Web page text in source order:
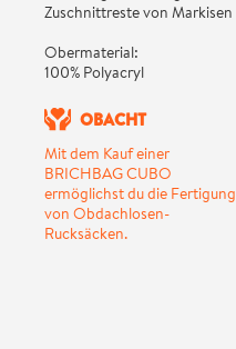
Zuschnittreste von Markisen
Obermaterial:
100% Polyacryl
OBACHT
Mit dem Kauf einer
BRICHBAG CUBO
ermöglichst du die Fertigung
von Obdachlosen-
Rucksäcken.